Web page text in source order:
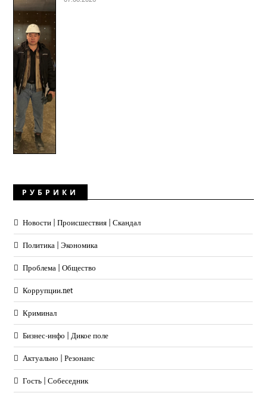
РУБРИКИ
Новости | Происшествия | Скандал
Политика | Экономика
Проблема | Общество
Коррупции.net
Криминал
Бизнес-инфо | Дикое поле
Актуально | Резонанс
Гость | Собеседник